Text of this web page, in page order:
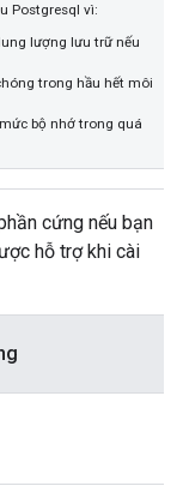
Postgresql vì:
lượng lưu trữ nếu
trong hầu hết môi
bộ nhớ trong quá
cứng nếu bạn
hỗ trợ khi cài